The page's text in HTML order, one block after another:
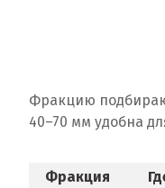
Фракцию
40–70 мм удобна
Фракция